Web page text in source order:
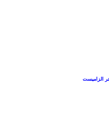
الزامیست